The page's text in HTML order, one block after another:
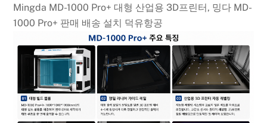
Mingda MD-1000 Pro+ 대형 산업용 3D프린터, 밍다 MD-
1000 Pro+ 판매 배송 설치 덕유항공